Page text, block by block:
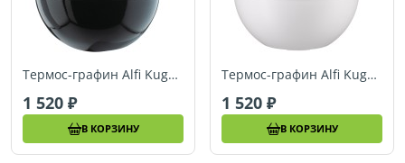
Термос-графин Alfi Kugel black 1,0 L
1 520
В КОРЗИНУ
Термос-графин Alfi Kugel white frosted 1,0 L
1 520
В КОРЗИНУ